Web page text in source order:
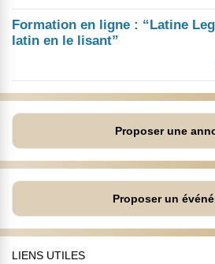
Formation en ligne : “Latine
latin en le lisant”
Proposer une
Proposer un
LIENS UTILES